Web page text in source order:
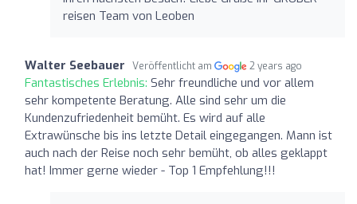
reisen Team von Leoben
Walter Seebauer Veröffentlicht am 2 years ago
Fantastisches Erlebnis: Sehr freundliche und vor allem
sehr kompetente Beratung. Alle sind sehr um die
Kundenzufriedenheit bemüht. Es wird auf alle
Extrawünsche bis ins letzte Detail eingegangen. Mann ist
auch nach der Reise noch sehr bemüht, ob alles geklappt
hat! Immer gerne wieder - Top 1 Empfehlung!!!